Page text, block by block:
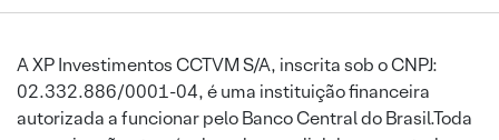
A XP Investimentos CCTVM S/A, inscrita sob o CNPJ:
02.332.886/0001-04, é uma instituição financeira
autorizada a funcionar pelo Banco Central do Brasil.Toda